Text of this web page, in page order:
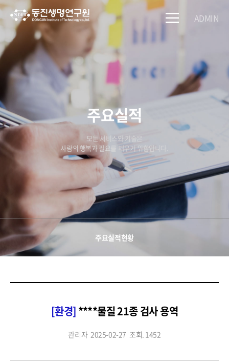
ADMIN
주요실적
모든 서비스와 기술은
사람의 행복과 필요를 채우기 위함입니다.
주요실적현황
[환경] ****물질 21종 검사 용역
관리자 2025-02-27 조회. 1452